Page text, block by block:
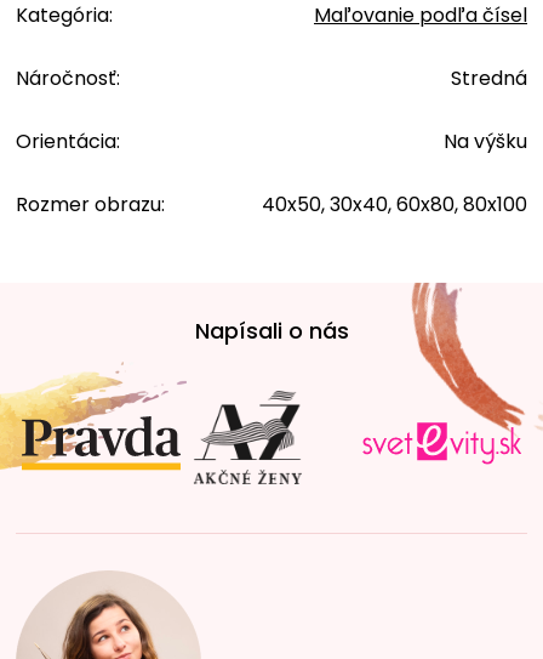
Kategória: Maľovanie podľa čísel
Náročnosť: Stredná
Orientácia: Na výšku
Rozmer obrazu: 40x50, 30x40, 60x80, 80x100
t
i
e
Napísali o nás